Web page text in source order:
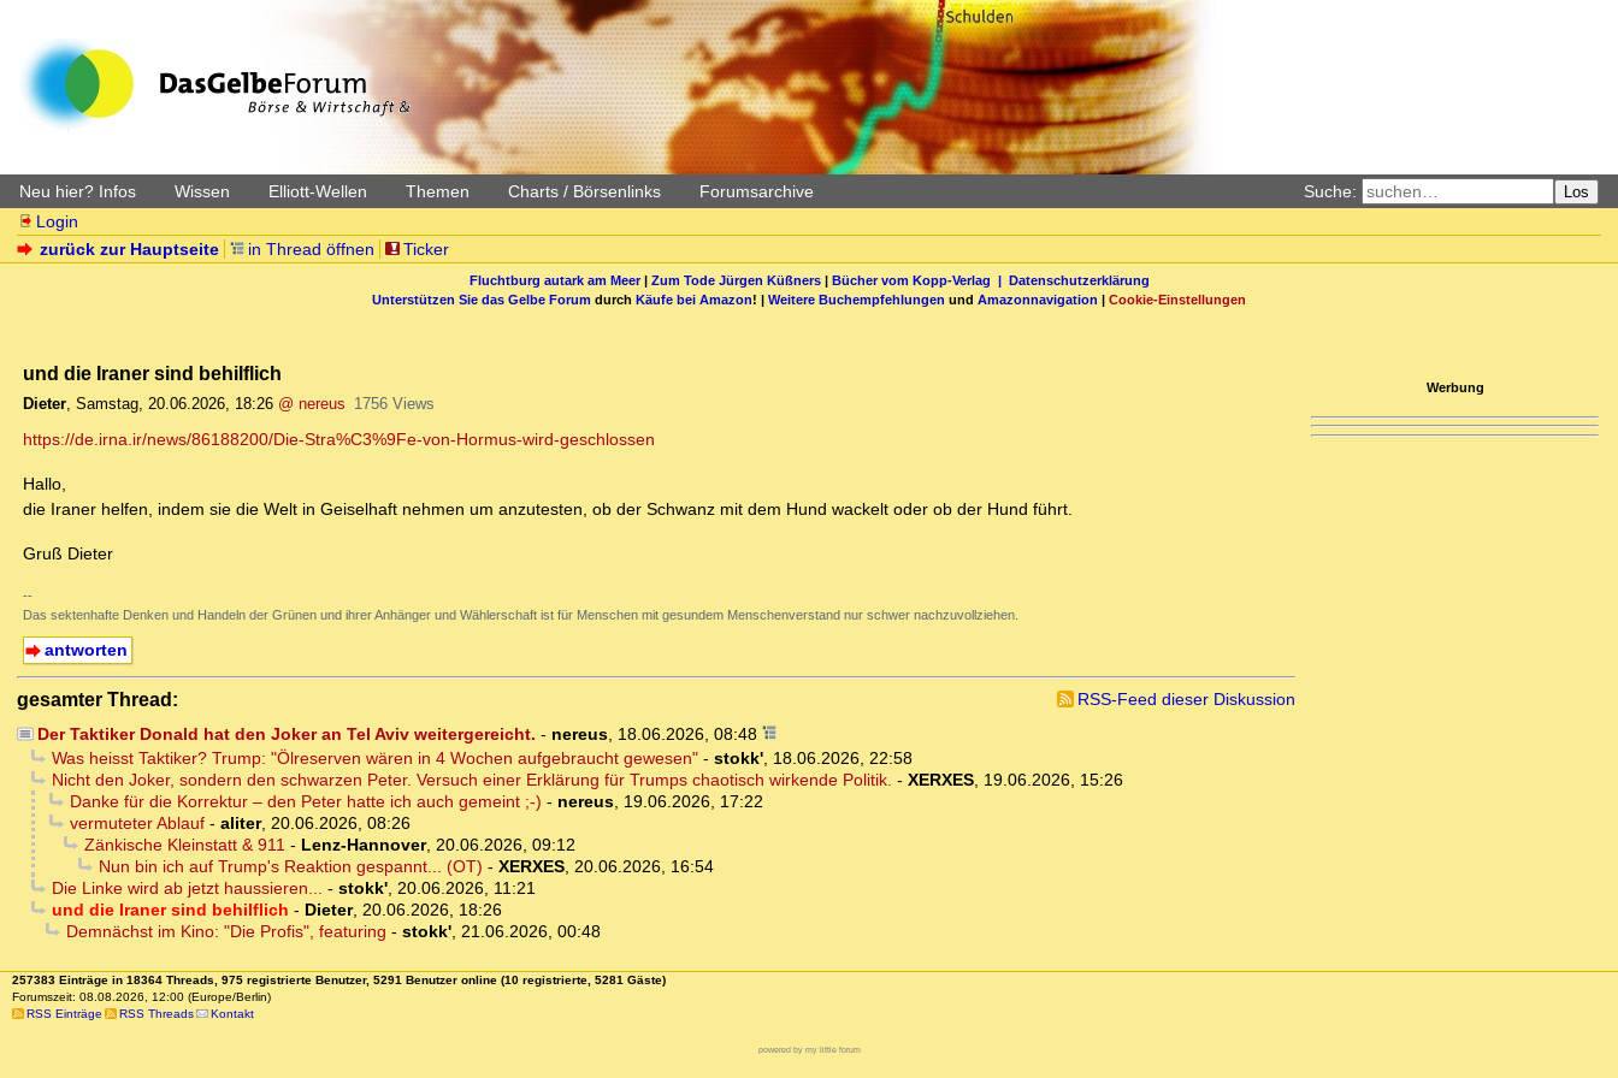
Neu hier? Infos Wissen Elliott-Wellen Themen Charts / Börsenlinks Forumsarchive Suche: Los
Login
zurück zur Hauptseite
in Thread öffnen Ticker
Fluchtburg autark am Meer| Zum Tode Jürgen Küßners| Bücher vom Kopp-Verlag | Datenschutzerklärung
Unterstützen Sie das Gelbe Forum durch Käufe bei Amazon! | Weitere Buchempfehlungen und Amazonnavigation | Cookie-Einstellungen
und die Iraner sind behilflich
Dieter, Samstag, 20.06.2026, 18:26 @ nereus 1756 Views
https://de.irna.ir/news/86188200/Die-Stra%C3%9Fe-von-Hormus-wird-geschlossen
Hallo,
die Iraner helfen, indem sie die Welt in Geiselhaft nehmen um anzutesten, ob der Schwanz mit dem Hund wackelt oder ob der Hund führt.
Gruß Dieter
--
Das sektenhafte Denken und Handeln der Grünen und ihrer Anhänger und Wählerschaft ist für Menschen mit gesundem Menschenverstand nur schwer nachzuvollziehen.
antworten
gesamter Thread:
RSS-Feed dieser Diskussion
Der Taktiker Donald hat den Joker an Tel Aviv weitergereicht. - nereus, 18.06.2026, 08:48
Was heisst Taktiker? Trump: "Ölreserven wären in 4 Wochen aufgebraucht gewesen"- stokk', 18.06.2026, 22:58
Nicht den Joker, sondern den schwarzen Peter. Versuch einer Erklärung für Trumps chaotisch wirkende Politik. - XERXES, 19.06.2026, 15:26
Danke für die Korrektur – den Peter hatte ich auch gemeint ;-) - nereus, 19.06.2026, 17:22
vermuteter Ablauf- aliter, 20.06.2026, 08:26
Zänkische Kleinstatt & 911- Lenz-Hannover, 20.06.2026, 09:12
Nun bin ich auf Trump's Reaktion gespannt... (OT) - XERXES, 20.06.2026, 16:54
Die Linke wird ab jetzt haussieren... - stokk', 20.06.2026, 11:21
und die Iraner sind behilflich - Dieter, 20.06.2026, 18:26
Demnächst im Kino: "Die Profis", featuring - stokk', 21.06.2026, 00:48
Werbung
257383 Einträge in 18364 Threads, 975 registrierte Benutzer, 5291 Benutzer online (10 registrierte, 5281 Gäste)
Forumszeit: 08.08.2026, 12:00 (Europe/Berlin)
RSS Einträge
RSS Threads Kontakt
powered by my little forum